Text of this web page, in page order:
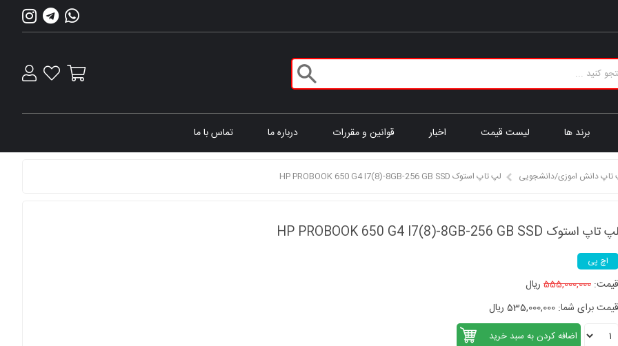
برند ها لیست قیمت اخبار قوانین و مقررات درباره ما تماس با ما
تاپ دانش اموزی/دانشجویی لپ تاپ استوک HP PROBOOK 650 G4 I7(8)-8GB-256 GB SSD
لپ تاپ استوک HP PROBOOK 650 G4 I7(8)-8GB-256 GB SSD
اچ پی
قیمت: 555,000,000 ریال
قیمت برای شما: 535,000,000 ریال